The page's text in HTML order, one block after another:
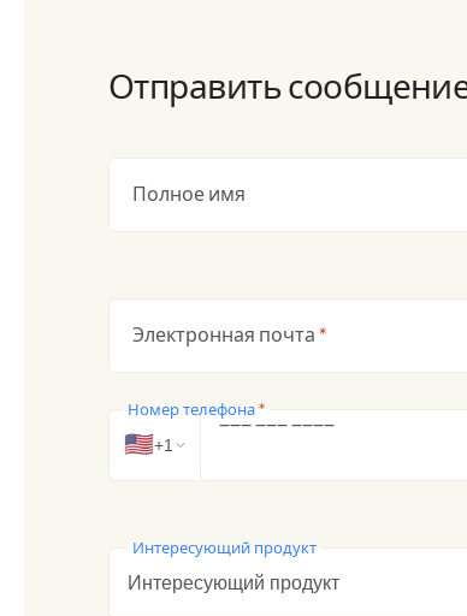
Отправить
Полное имя
Электронная почта *
🇺🇸+1
‒‒‒‒‒‒‒‒‒‒
Номер телефона*
Интересующий продукт